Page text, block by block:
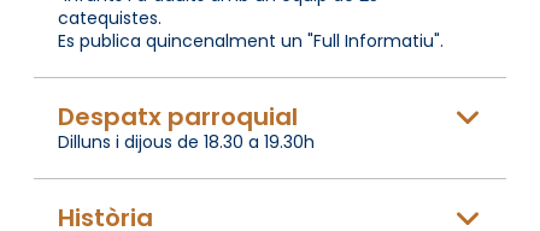
catequistes.
Es publica quincenalment un "Full Informatiu".
Despatx parroquial
Dilluns i dijous de 18.30 a 19.30h
Història